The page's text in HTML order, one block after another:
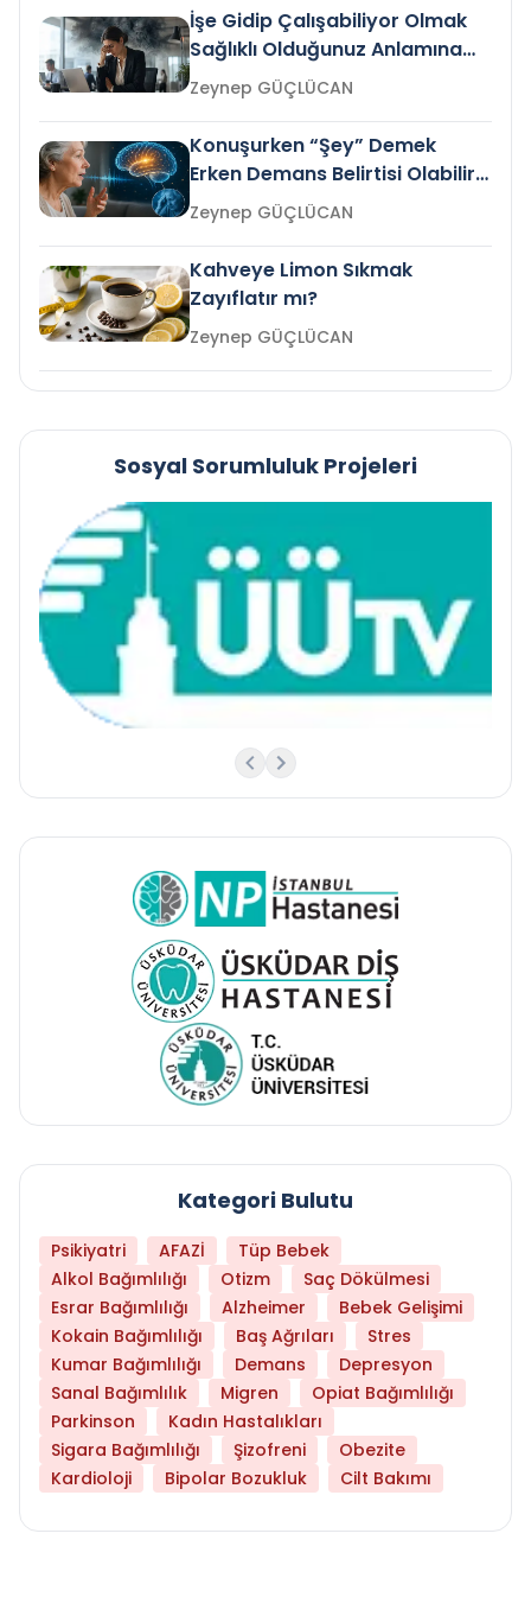
İşe Gidip Çalışabiliyor Olmak
Sağlıklı Olduğunuz Anlamına
Gelir mi?Zeynep GÜÇLÜCAN
Konuşurken “Şey” Demek
Erken Demans Belirtisi Olabilir
mi?
Zeynep GÜÇLÜCAN
Kahveye Limon Sıkmak
Zayıflatır mı?
Zeynep GÜÇLÜCAN
Sosyal Sorumluluk Projeleri
Kategori Bulutu
Psikiyatri AFAZİ
Tüp Bebek
Alkol Bağımlılığı
Otizm
Saç Dökülmesi
Esrar Bağımlılığı
Alzheimer
Bebek Gelişimi
Kokain Bağımlılığı
Baş Ağrıları
Stres
Kumar Bağımlılığı
Demans
Depresyon
Sanal Bağımlılık
Migren
Opiat Bağımlılığı
Parkinson
Kadın Hastalıkları
Sigara Bağımlılığı
Şizofreni
Obezite
Kardioloji
Bipolar Bozukluk Cilt Bakımı